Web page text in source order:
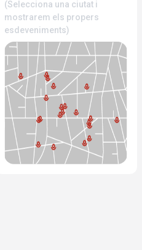
(Selecciona una ciutat i
mostrarem els propers
esdeveniments)